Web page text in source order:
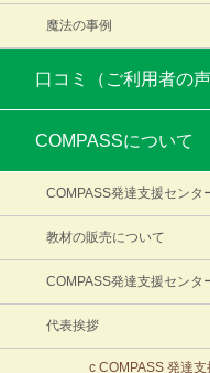
魔法の事例
口コミ（ご利用者の声
COMPASSについて
COMPASS発達支援センタ
教材の販売について
COMPASS発達支援センタ
代表挨拶
c COMPASS 発達